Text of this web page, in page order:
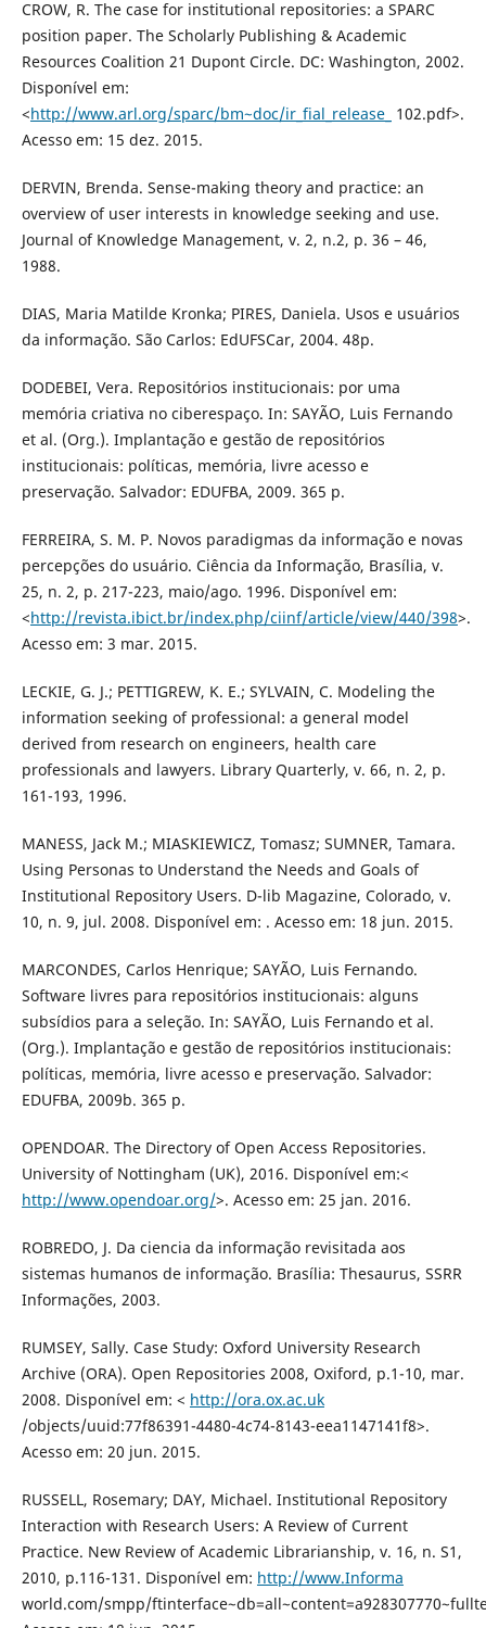
CROW, R. The case for institutional repositories: a SPARC
position paper. The Scholarly Publishing & Academic
Resources Coalition 21 Dupont Circle. DC: Washington, 2002.
Disponível em:
<http://www.arl.org/sparc/bm~doc/ir_fial_release_ 102.pdf>.
Acesso em: 15 dez. 2015.
DERVIN, Brenda. Sense-making theory and practice: an
overview of user interests in knowledge seeking and use.
Journal of Knowledge Management, v. 2, n.2, p. 36 – 46,
1988.
DIAS, Maria Matilde Kronka; PIRES, Daniela. Usos e usuários
da informação. São Carlos: EdUFSCar, 2004. 48p.
DODEBEI, Vera. Repositórios institucionais: por uma
memória criativa no ciberespaço. In: SAYÃO, Luis Fernando
et al. (Org.). Implantação e gestão de repositórios
institucionais: políticas, memória, livre acesso e
preservação. Salvador: EDUFBA, 2009. 365 p.
FERREIRA, S. M. P. Novos paradigmas da informação e novas
percepções do usuário. Ciência da Informação, Brasília, v.
25, n. 2, p. 217-223, maio/ago. 1996. Disponível em:
<http://revista.ibict.br/index.php/ciinf/article/view/440/398>.
Acesso em: 3 mar. 2015.
LECKIE, G. J.; PETTIGREW, K. E.; SYLVAIN, C. Modeling the
information seeking of professional: a general model
derived from research on engineers, health care
professionals and lawyers. Library Quarterly, v. 66, n. 2, p.
161-193, 1996.
MANESS, Jack M.; MIASKIEWICZ, Tomasz; SUMNER, Tamara.
Using Personas to Understand the Needs and Goals of
Institutional Repository Users. D-lib Magazine, Colorado, v.
10, n. 9, jul. 2008. Disponível em: . Acesso em: 18 jun. 2015.
MARCONDES, Carlos Henrique; SAYÃO, Luis Fernando.
Software livres para repositórios institucionais: alguns
subsídios para a seleção. In: SAYÃO, Luis Fernando et al.
(Org.). Implantação e gestão de repositórios institucionais:
políticas, memória, livre acesso e preservação. Salvador:
EDUFBA, 2009b. 365 p.
OPENDOAR. The Directory of Open Access Repositories.
University of Nottingham (UK), 2016. Disponível em:<
http://www.opendoar.org/>. Acesso em: 25 jan. 2016.
ROBREDO, J. Da ciencia da informação revisitada aos
sistemas humanos de informação. Brasília: Thesaurus, SSRR
Informações, 2003.
RUMSEY, Sally. Case Study: Oxford University Research
Archive (ORA). Open Repositories 2008, Oxiford, p.1-10, mar.
2008. Disponível em: < http://ora.ox.ac.uk
/objects/uuid:77f86391-4480-4c74-8143-eea1147141f8>.
Acesso em: 20 jun. 2015.
RUSSELL, Rosemary; DAY, Michael. Institutional Repository
Interaction with Research Users: A Review of Current
Practice. New Review of Academic Librarianship, v. 16, n. S1,
2010, p.116-131. Disponível em: http://www.Informa
world.com/smpp/